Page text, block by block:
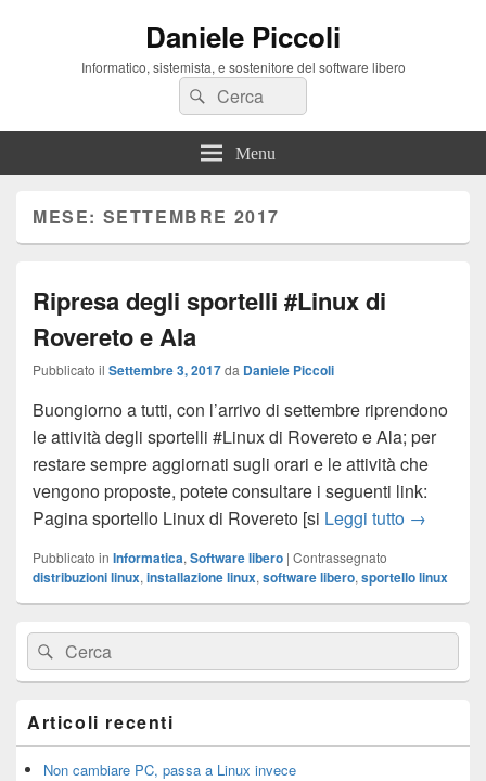
Daniele Piccoli
Informatico, sistemista, e sostenitore del software libero
Cerca:Cerca
Menu
MESE: SETTEMBRE 2017
Ripresa degli sportelli #Linux di
Rovereto e Ala
Pubblicato il Settembre 3, 2017da Daniele Piccoli
Buongiorno a tutti, con l’arrivo di settembre riprendono
le attività degli sportelli #Linux di Rovereto e Ala; per
restare sempre aggiornati sugli orari e le attività che
vengono proposte, potete consultare i seguenti link:
Pagina sportello Linux di Rovereto [si Leggi tutto Ripresa
→
Pubblicato in Informatica, Software libero | Contrassegnato
distribuzioni linux, installazione linux, software libero, sportello linux
Area
widget
barra
laterale
Cerca:Cerca
Articoli recenti
Non cambiare PC, passa a Linux invece